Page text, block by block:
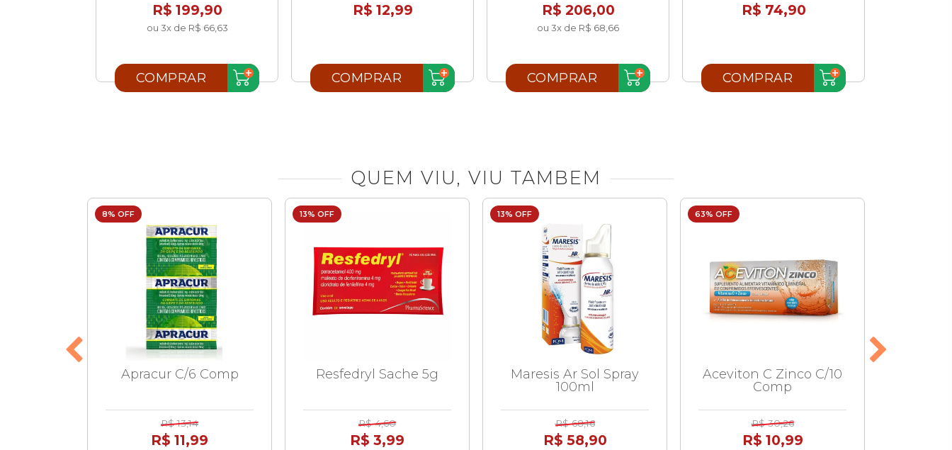
R$ 199,90
ou 3x de R$ 66,63
COMPRAR
R$ 12,99
COMPRAR
R$ 206,00
ou 3x de R$ 68,66
COMPRAR
R$ 74,90
COMPRAR
QUEM VIU, VIU TAMBEM
8% OFF
Apracur C/6 Comp
R$ 13,14
R$ 11,99
13% OFF
Resfedryl Sache 5g
R$ 4,60
R$ 3,99
13% OFF
Maresis Ar Sol Spray
100ml
R$ 68,16
R$ 58,90
63% OFF
Aceviton C Zinco C/10
Comp
R$ 30,26
R$ 10,99